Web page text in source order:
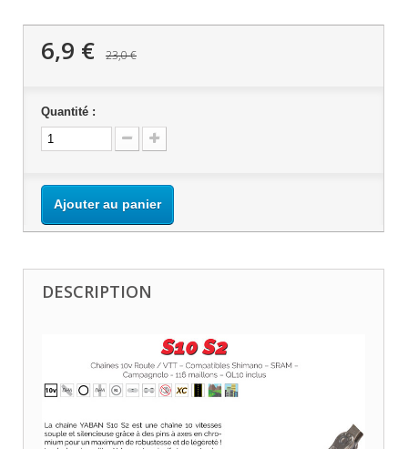
6,9 € 23,0 €
Quantité :
Ajouter au panier
DESCRIPTION